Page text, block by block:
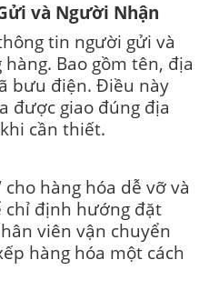
và Người Nhận
tin người gửi và
Bao gồm tên, địa
bưu điện. Điều này
được giao đúng địa
cần thiết.
cho hàng hóa dễ vỡ và
chỉ định hướng đặt
viên vận chuyển
hàng hóa một cách